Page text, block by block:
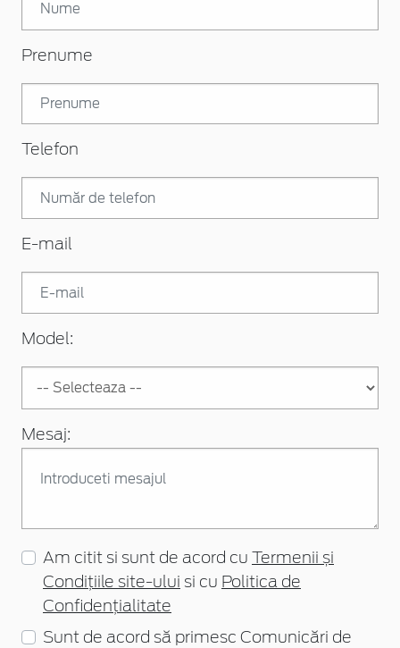
Prenume
Telefon
E-mail
Model:
Mesaj:
Am citit si sunt de acord cu
Termenii și
Condițiile site-ului si cu Politica de
Confidențialitate
Sunt de acord să primesc Comunicări de